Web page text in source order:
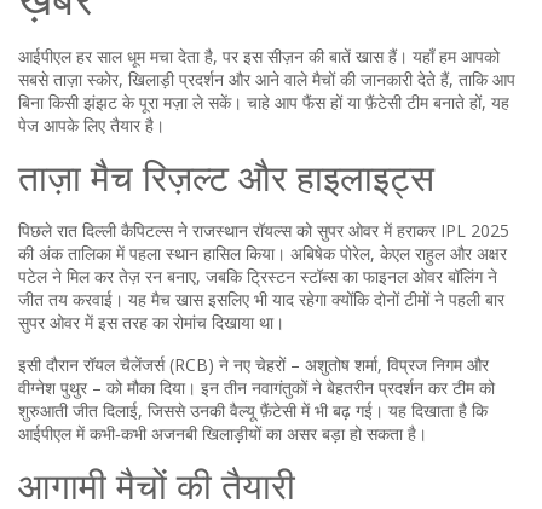
आईपीएल हर साल धूम मचा देता है, पर इस सीज़न की बातें खास हैं। यहाँ हम आपको
सबसे ताज़ा स्कोर, खिलाड़ी प्रदर्शन और आने वाले मैचों की जानकारी देते हैं, ताकि आप
बिना किसी झंझट के पूरा मज़ा ले सकें। चाहे आप फैंस हों या फ़ैंटेसी टीम बनाते हों, यह
पेज आपके लिए तैयार है।
ताज़ा मैच रिज़ल्ट और हाइलाइट्स
पिछले रात दिल्ली कैपिटल्स ने राजस्थान रॉयल्स को सुपर ओवर में हराकर IPL 2025
की अंक तालिका में पहला स्थान हासिल किया। अबिषेक पोरेल, केएल राहुल और अक्षर
पटेल ने मिल कर तेज़ रन बनाए, जबकि ट्रिस्टन स्टॉब्स का फाइनल ओवर बॉलिंग ने
जीत तय करवाई। यह मैच खास इसलिए भी याद रहेगा क्योंकि दोनों टीमों ने पहली बार
सुपर ओवर में इस तरह का रोमांच दिखाया था।
इसी दौरान रॉयल चैलेंजर्स (RCB) ने नए चेहरों – अशुतोष शर्मा, विप्रज निगम और
वीग्नेश पुथुर – को मौका दिया। इन तीन नवागंतुकों ने बेहतरीन प्रदर्शन कर टीम को
शुरुआती जीत दिलाई, जिससे उनकी वैल्यू फ़ैंटेसी में भी बढ़ गई। यह दिखाता है कि
आईपीएल में कभी‑कभी अजनबी खिलाड़ीयों का असर बड़ा हो सकता है।
आगामी मैचों की तैयारी